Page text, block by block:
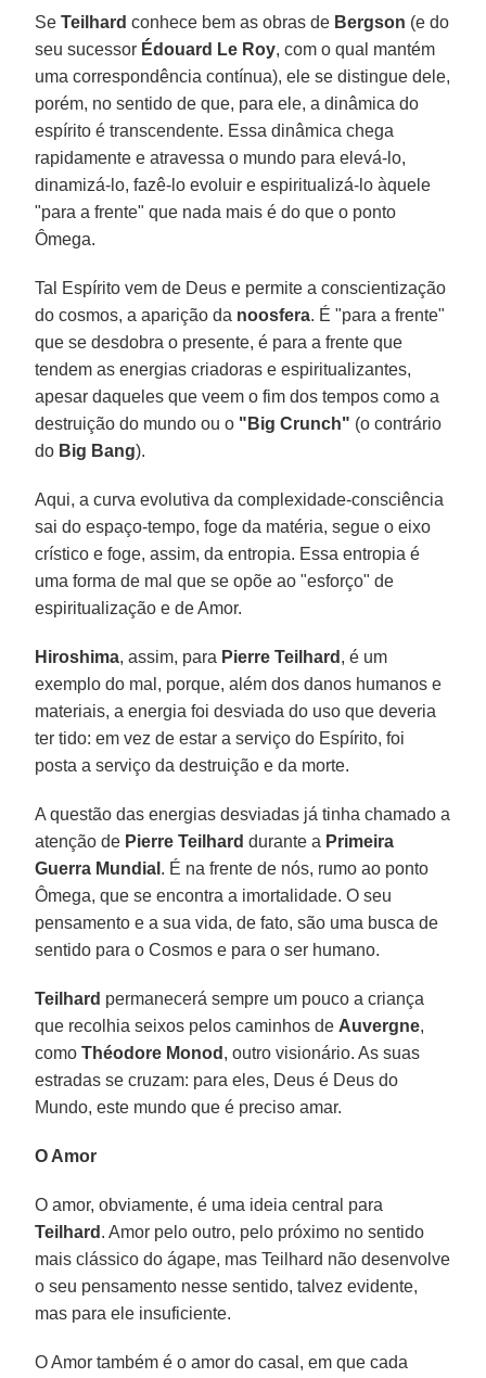
SeTeilhard conhece bem as obras de Bergson (e do
seu sucessor Édouard Le Roy, com o qual mantém
uma correspondência contínua), ele se distingue dele,
porém, no sentido de que, para ele, a dinâmica do
espírito é transcendente. Essa dinâmica chega
rapidamente e atravessa o mundo para elevá-lo,
dinamizá-lo, fazê-lo evoluir e espiritualizá-lo àquele
"para a frente" que nada mais é do que o ponto
Ômega.
Tal Espírito vem de Deus e permite a conscientização
do cosmos, a aparição da noosfera. É "para a frente"
que se desdobra o presente, é para a frente que
tendem as energias criadoras e espiritualizantes,
apesar daqueles que veem o fim dos tempos como a
destruição do mundo ou o "Big Crunch" (o contrário
do Big Bang).
Aqui, a curva evolutiva da complexidade-consciência
sai do espaço-tempo, foge da matéria, segue o eixo
crístico e foge, assim, da entropia. Essa entropia é
uma forma de mal que se opõe ao "esforço" de
espiritualização e de Amor.
Hiroshima, assim, para Pierre Teilhard , é um
exemplo do mal, porque, além dos danos humanos e
materiais, a energia foi desviada do uso que deveria
ter tido: em vez de estar a serviço do Espírito, foi
posta a serviço da destruição e da morte.
A questão das energias desviadas já tinha chamado a
atenção de Pierre Teilhard durante a Primeira
Guerra Mundial . É na frente de nós, rumo ao ponto
Ômega, que se encontra a imortalidade. O seu
pensamento e a sua vida, de fato, são uma busca de
sentido para o Cosmos e para o ser humano.
Teilhard permanecerá sempre um pouco a criança
que recolhia seixos pelos caminhos de Auvergne,
comoThéodore Monod , outro visionário. As suas
estradas se cruzam: para eles, Deus é Deus do
Mundo, este mundo que é preciso amar.
O Amor
O amor, obviamente, é uma ideia central para
Teilhard . Amor pelo outro, pelo próximo no sentido
mais clássico do ágape, mas Teilhard não desenvolve
o seu pensamento nesse sentido, talvez evidente,
mas para ele insuficiente.
O Amor também é o amor do casal, em que cada